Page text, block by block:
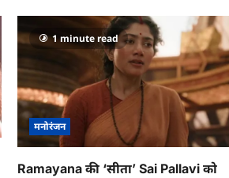
1 minute read
मनोरंजन
Ramayana की ‘सीता’ Sai Pallavi को